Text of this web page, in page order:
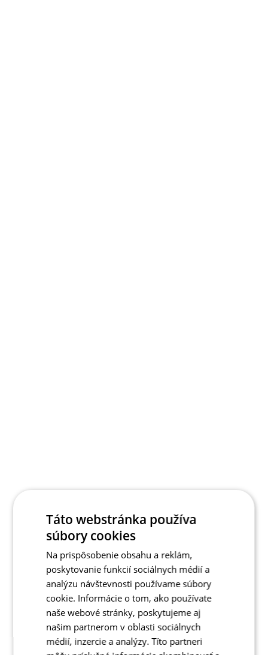
Táto webstránka používa
súbory cookies
Na prispôsobenie obsahu a reklám,
poskytovanie funkcií sociálnych médií a
analýzu návštevnosti používame súbory
cookie. Informácie o tom, ako používate
naše webové stránky, poskytujeme aj
našim partnerom v oblasti sociálnych
médií, inzercie a analýzy. Títo partneri